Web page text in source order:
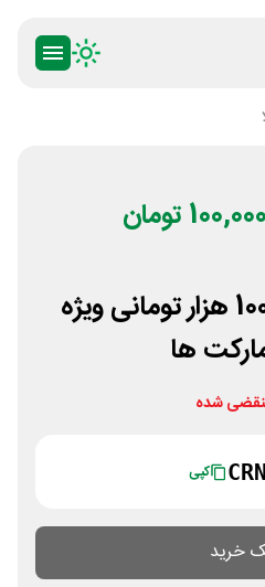
100,000 تومان
کد تخفیف اکالا 100 هزار تومانی ویژه
ها
شده
کپی
خرید